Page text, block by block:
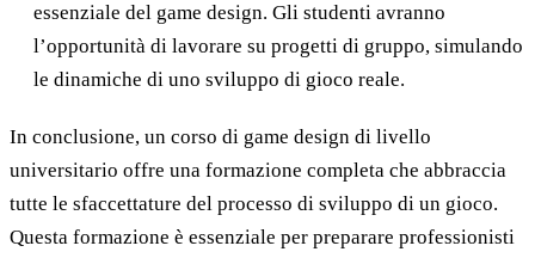
essenziale del game design. Gli studenti avranno
l’opportunità di lavorare su progetti di gruppo, simulando
le dinamiche di uno sviluppo di gioco reale.
In conclusione, un corso di game design di livello
universitario offre una formazione completa che abbraccia
tutte le sfaccettature del processo di sviluppo di un gioco.
Questa formazione è essenziale per preparare professionisti